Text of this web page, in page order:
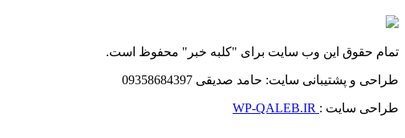
تمام حقوق این وب سایت برای "کلبه خبر" محفوظ است.
طراحی و پشتیبانی سایت: حامد صدیقی 09358684397
طراحی سایت :